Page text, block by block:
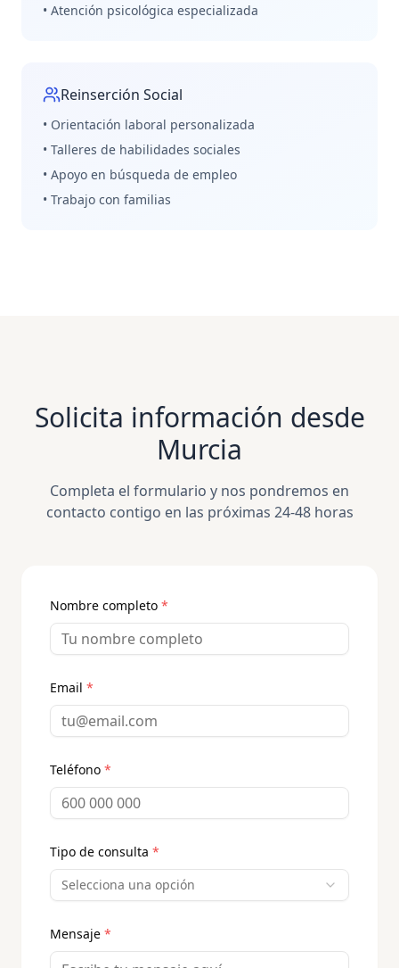
• Atención psicológica especializada
Reinserción Social
• Orientación laboral personalizada
• Talleres de habilidades sociales
• Apoyo en búsqueda de empleo
• Trabajo con familias
Solicita información desde
Murcia
Completa el formulario y nos pondremos en
contacto contigo en las próximas 24-48 horas
Nombre completo *
Email *
Teléfono *
Tipo de consulta *
Selecciona una opción
Mensaje *